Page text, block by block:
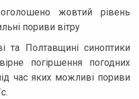
жовтий рівень
пориви вітру
та Полтавщині синоптики
погіршення погодних
час яких можливі пориви